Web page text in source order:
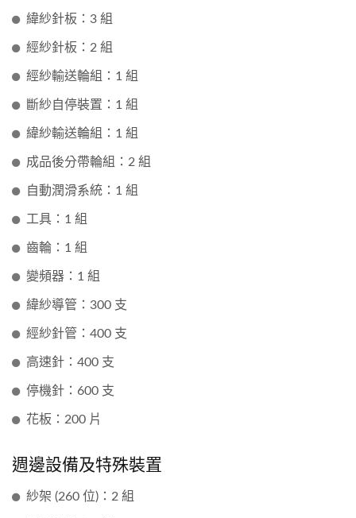
緯紗針板：3 組
經紗針板：2 組
經紗輸送輪組：1 組
斷紗自停裝置：1 組
緯紗輸送輪組：1 組
成品後分帶輪組：2 組
自動潤滑系統：1 組
工具：1 組
齒輪：1 組
變頻器：1 組
緯紗導管：300 支
經紗針管：400 支
高速針：400 支
停機針：600 支
花板：200 片
週邊設備及特殊裝置
紗架 (260 位)：2 組